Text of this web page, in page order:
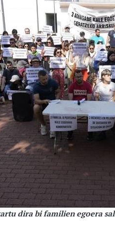
dira bi familien egoera